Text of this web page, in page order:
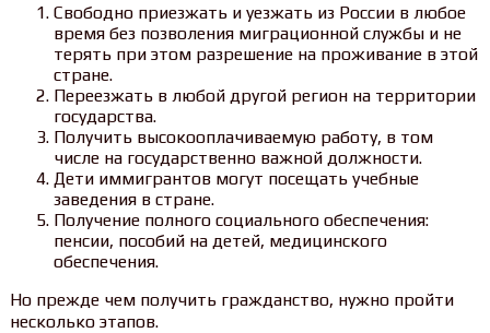
Свободно приезжать и уезжать из России в любое
время без позволения миграционной службы и не
терять при этом разрешение на проживание в этой
стране.
Переезжать в любой другой регион на территории
государства.
Получить высокооплачиваемую работу, в том
числе на государственно важной должности.
Дети иммигрантов могут посещать учебные
заведения в стране.
Получение полного социального обеспечения:
пенсии, пособий на детей, медицинского
обеспечения.
Но прежде чем получить гражданство, нужно пройти
несколько этапов.